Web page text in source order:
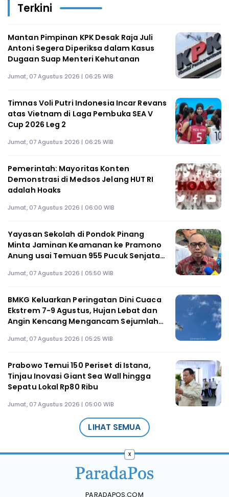
Terkini
Mantan Pimpinan KPK Desak Raja Juli
Antoni Segera Diperiksa dalam Kasus
Dugaan Suap Menteri Kehutanan
Jumat, 07 Agustus 2026 | 06:25 WIB
Timnas Voli Putri Indonesia Incar Revans
atas Vietnam di Laga Pembuka SEA V
Cup 2026 Leg 2
Jumat, 07 Agustus 2026 | 06:25 WIB
Pemerintah: Mayoritas Konten
Demonstrasi di Medsos Jelang HUT RI
adalah Hoaks
Jumat, 07 Agustus 2026 | 06:00 WIB
Yayasan Sekolah di Pondok Pinang
Minta Jaminan Keamanan ke Pramono
Anung usai Temuan 955 Pucuk Senjata
Jumat, 07 Agustus 2026 | 05:50 WIB
BMKG Keluarkan Peringatan Dini Cuaca
Ekstrem 7-9 Agustus, Hujan Lebat dan
Angin Kencang Mengancam Sejumlah
Jumat, 07 Agustus 2026 | 05:25 WIB
Prabowo Temui 150 Periset di Istana,
Tinjau Inovasi Giant Sea Wall hingga
Sepatu Lokal Rp80 Ribu
Jumat, 07 Agustus 2026 | 05:00 WIB
LIHAT SEMUA
PARADAPOS.COM
x